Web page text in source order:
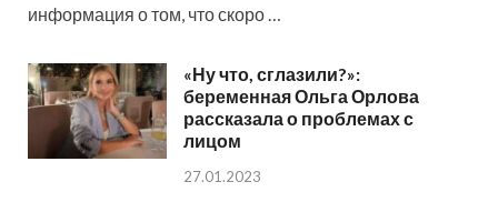
информация о том, что скоро …
«Ну что, сглазили?»:
беременная Ольга Орлова
рассказала о проблемах с
лицом
27.01.2023